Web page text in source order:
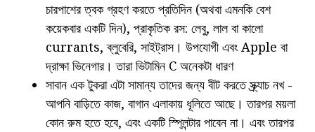
চারপাশের ত্বক গ্রহণ করতে প্রতিদিন (অথবা এমনকি বেশ
কয়েকবার একটি দিন), প্রাকৃতিক রস: লেবু, লাল বা কালো
currants, ব্লুবেরি, সাইট্রাস। উপযোগী এবং Apple বা
দ্রাক্ষা ভিনেগার। তারা ভিটামিন C অনেকটা ধারণ
সাবান এক টুকরা এটা সামান্য তাদের জন্য বীট করতে স্ক্র্যাচ নখ -
আপনি বাড়িতে কাজ, বাগান এলাকায় ধূলিতে আছে। তারপর ময়লা
কোন রুম হতে হবে, এবং একটি স্প্লিন্টার পাবেন না। এবং তারপর